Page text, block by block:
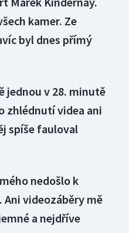
kamer. Ze
byl dnes přímý
jednou v 28. minutě
zhlédnutí videa ani
spíše fauloval
nedošlo k
videozáběry mě
a nejdříve